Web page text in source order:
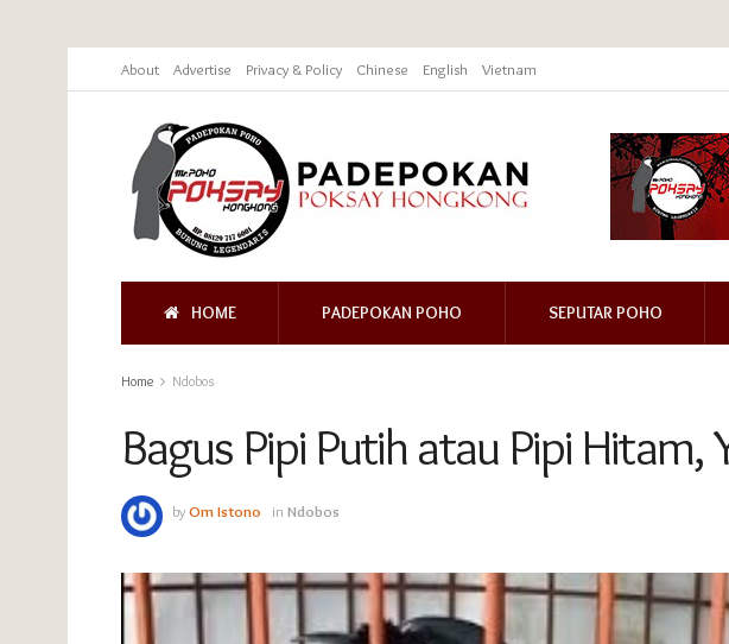
About Advertise Privacy & Policy Chinese English Vietnam
HOME PADEPOKAN POHO SEPUTAR POHO
Home Ndobos
Bagus Pipi Putih atau Pipi Hitam,
byOm Istono in Ndobos